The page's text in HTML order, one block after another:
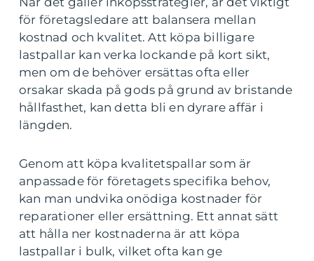
för företagsledare att balansera mellan
kostnad och kvalitet. Att köpa billigare
lastpallar kan verka lockande på kort sikt,
men om de behöver ersättas ofta eller
orsakar skada på gods på grund av bristande
hållfasthet, kan detta bli en dyrare affär i
längden.
Genom att köpa kvalitetspallar som är
anpassade för företagets specifika behov,
kan man undvika onödiga kostnader för
reparationer eller ersättning. Ett annat sätt
att hålla ner kostnaderna är att köpa
lastpallar i bulk, vilket ofta kan ge